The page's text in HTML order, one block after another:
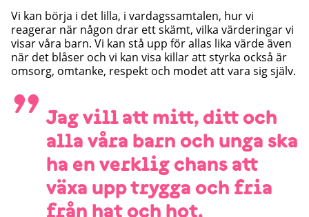
Vi kan börja i det lilla, i vardagssamtalen, hur vi
reagerar när någon drar ett skämt, vilka värderingar vi
visar våra barn. Vi kan stå upp för allas lika värde även
när det blåser och vi kan visa killar att styrka också är
omsorg, omtanke, respekt och modet att vara sig själv.
” Jag vill att mitt, ditt och
alla våra barn och unga ska
ha en verklig chans att
växa upp trygga och fria
från hat och hot,